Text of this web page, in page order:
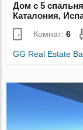
Дом с 5
Каталония,
Комнат:6
GG Real Estate